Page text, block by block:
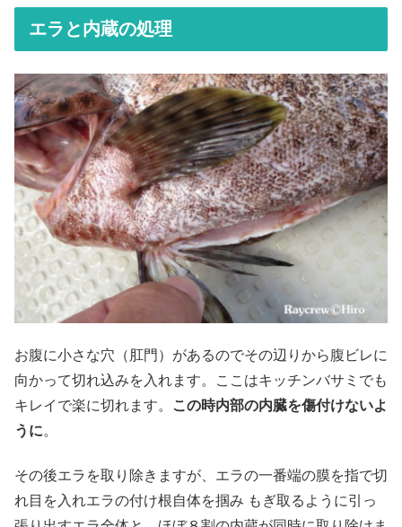
エラと内蔵の処理
お腹に小さな穴（肛門）があるのでその辺りから腹ビレに
向かって切れ込みを入れます。ここはキッチンバサミでも
キレイで楽に切れます。
この時内部の内臓を傷付けないよ
うに。
その後エラを取り除きますが、エラの一番端の膜を指で切
れ目を入れエラの付け根自体を掴み もぎ取るように引っ